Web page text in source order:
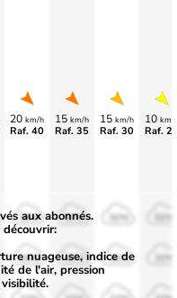
20 km/h
Raf. 40
15 km/h
Raf. 35
15 km/h
Raf. 30
10 km/
Raf.
50%
30%
50%
30%
50%
30%
aux abonnés.
nuageuse, indice de
de l'air, pression